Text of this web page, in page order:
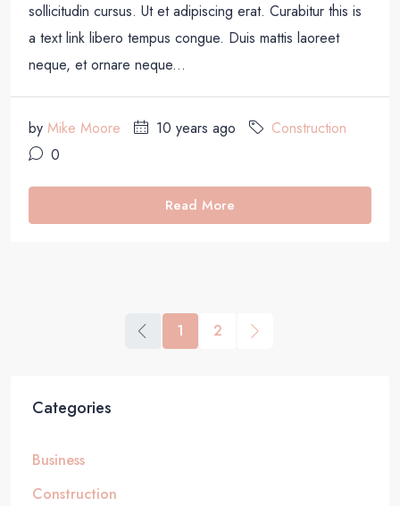
sollicitudin cursus. Ut et adipiscing erat. Curabitur this is
a text link libero tempus congue. Duis mattis laoreet
neque, et ornare neque...
by Mike Moore 10 years ago
Construction
0
Read More
1 2
Categories
Business
Construction